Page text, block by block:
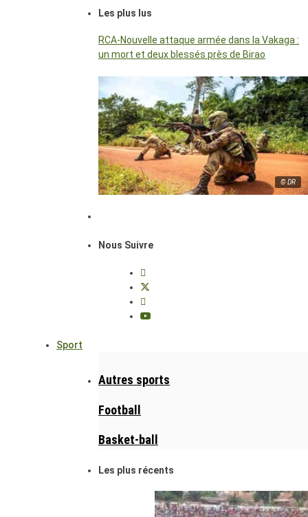
Les plus lus
RCA-Nouvelle attaque armée dans la Vakaga :
un mort et deux blessés près de Birao
© DR
Nous Suivre
Sport
Autres sports
Football
Basket-ball
Les plus récents